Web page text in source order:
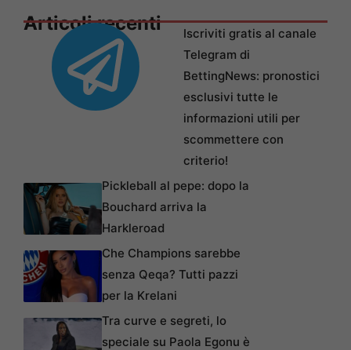
Articoli recenti
Iscriviti gratis al canale
Telegram di
BettingNews: pronostici
esclusivi tutte le
informazioni utili per
scommettere con
criterio!
Pickleball al pepe: dopo la
Bouchard arriva la
Harkleroad
Che Champions sarebbe
senza Qeqa? Tutti pazzi
per la Krelani
Tra curve e segreti, lo
speciale su Paola Egonu è